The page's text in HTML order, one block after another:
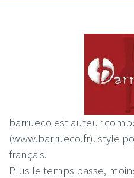
barrueco est auteur
(www.barrueco.fr). style
français.
Plus le temps passe,